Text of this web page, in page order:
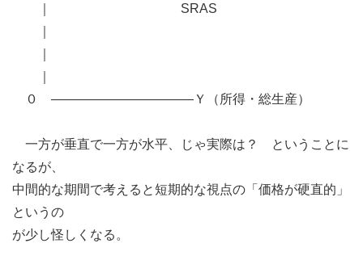
｜ SRAS
０ ―――――――――――Ｙ（所得・総生産）
一方が垂直で一方が水平、じゃ実際は？ ということに
なるが、
中間的な期間で考えると短期的な視点の「価格が硬直的」
というの
が少し怪しくなる。